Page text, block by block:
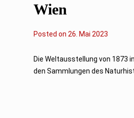
Wien
Posted on 2
M
i
26. Mai 2023
Die Weltausstellung von 1873
den Sammlungen des